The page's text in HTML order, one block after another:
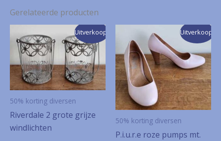
Gerelateerde producten
Uitverkoop!
50% korting diversen
Riverdale 2 grote grijze
windlichten
Uitverkoop!
50% korting diversen
P.i.u.r.e roze pumps mt.